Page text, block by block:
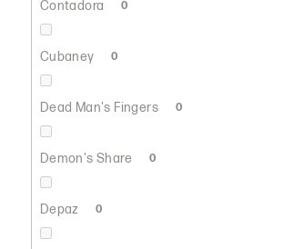
Contadora 0
Cubaney 0
Dead Man's Fingers 0
Demon's Share 0
Depaz 0